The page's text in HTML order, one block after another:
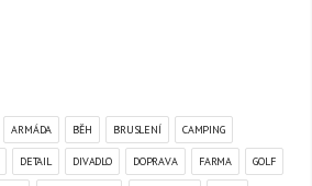
ARMÁDA BĚH BRUSLENÍ CAMPING
DETAIL DIVADLO DOPRAVA FARMA GOLF